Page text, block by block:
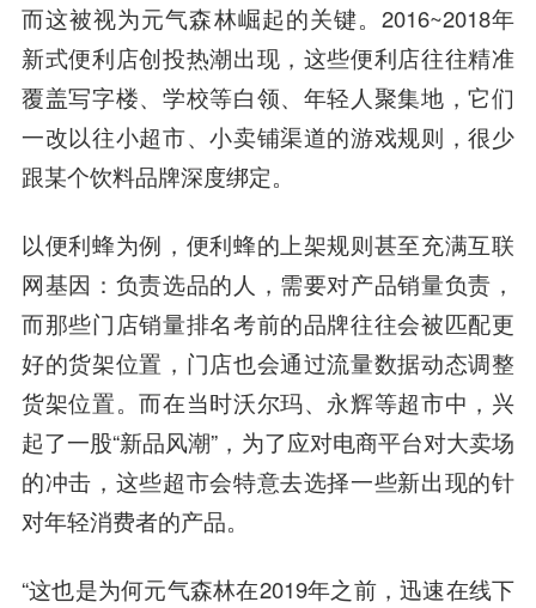
而这被视为元气森林崛起的关键。2016~2018年
新式便利店创投热潮出现， 这些便利店往往精准
覆盖写字楼、学校等白领、年轻人聚集地 ，它们
一改以往小超市、小卖铺渠道的游戏规则，很少
跟某个饮料品牌深度绑定。
以便利蜂为例，便利蜂的上架规则甚至充满互联
网基因：负责选品的人，需要对产品销量负责，
而那些门店销量排名考前的品牌往往会被匹配更
好的货架位置，门店也会通过流量数据动态调整
货架位置。而在当时沃尔玛、永辉等超市中，兴
起了一股“新品风潮”，为了应对电商平台对大卖场
的冲击，这些超市会特意去选择一些新出现的针
对年轻消费者的产品。
“这也是为何元气森林在2019年之前，迅速在线下